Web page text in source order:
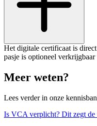
Het digitale certificaat is
pasje is optioneel
Meer weten?
Lees verder in onze
Is VCA verplicht? Dit zegt de